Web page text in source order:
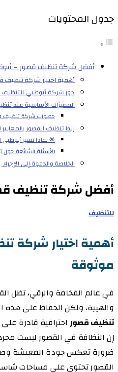
جدول المحتويات
أفضل شركة تنظيف قصور –
أهمية اختيار شركة تنظيف
دور شركة أبوظبي
المميزات الأساسية عند
خطوات شركة تنظيف
ربط تنظيف القصور
🌟 لماذا تعتبر أبوظبي
الأسئلة الشائعة
الخلاصة والدعوة إلى الإجراء
أفضل شركة تنظيف
للتنظيف
أهمية اختيار شركة
موثوقة
في عالم الفخامة والرقي، تظل
والهيبة، ولكن الحفاظ على هذه
تنظيف قصور احترافية قادرة
إن النظافة في القصور ليست
ضرورة تعكس جودة المعيشة
القصور تحتوي على مساحات